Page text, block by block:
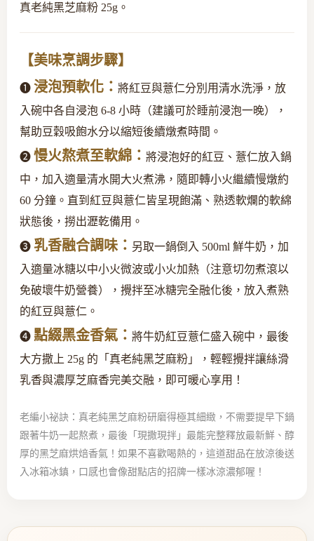
真老純黑芝麻粉 25g。
【美味烹調步驟】
❶ 浸泡預軟化： 將紅豆與薏仁分別用清水洗淨，放
入碗中各自浸泡 6-8 小時（建議可於睡前浸泡一晚），
幫助豆穀吸飽水分以縮短後續燉煮時間。
❷ 慢火熬煮至軟綿： 將浸泡好的紅豆、薏仁放入鍋
中，加入適量清水開大火煮沸，隨即轉小火繼續慢燉約
60 分鐘。直到紅豆與薏仁皆呈現飽滿、熟透軟爛的軟綿
狀態後，撈出瀝乾備用。
❸ 乳香融合調味： 另取一鍋倒入 500ml 鮮牛奶，加
入適量冰糖以中小火微波或小火加熱（注意切勿煮滾以
免破壞牛奶營養），攪拌至冰糖完全融化後，放入煮熟
的紅豆與薏仁。
❹ 點綴黑金香氣： 將牛奶紅豆薏仁盛入碗中，最後
大方撒上 25g 的「真老純黑芝麻粉」，輕輕攪拌讓絲滑
乳香與濃厚芝麻香完美交融，即可暖心享用！
老編小祕訣：真老純黑芝麻粉研磨得極其細緻，不需要提早下鍋
跟著牛奶一起熬煮，最後「現撒現拌」最能完整釋放最新鮮、醇
厚的黑芝麻烘焙香氣！如果不喜歡喝熱的，這道甜品在放涼後送
入冰箱冰鎮，口感也會像甜點店的招牌一樣冰涼濃郁喔！